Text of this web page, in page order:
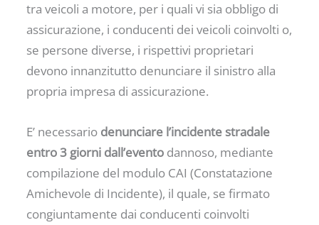
tra veicoli a motore, per i quali vi sia obbligo di
assicurazione, i conducenti dei veicoli coinvolti o,
se persone diverse, i rispettivi proprietari
devono innanzitutto denunciare il sinistro alla
propria impresa di assicurazione.
E’ necessario denunciare l’incidente stradale
entro 3 giorni dall’evento dannoso, mediante
compilazione del modulo CAI (Constatazione
Amichevole di Incidente), il quale, se firmato
congiuntamente dai conducenti coinvolti